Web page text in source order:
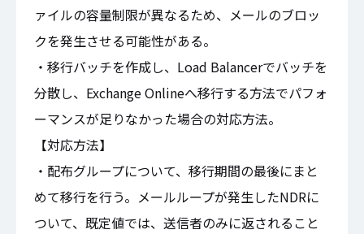
ァイルの容量制限が異なるため、メールのブロッ
クを発生させる可能性がある。
・移行バッチを作成し、Load Balancerでバッチを
分散し、Exchange Onlineへ移行する方法でパフォ
ーマンスが足りなかった場合の対応方法。
【対応方法】
・配布グループについて、移行期間の最後にまと
めて移行を行う。メールループが発生したNDRに
ついて、既定値では、送信者のみに返されること